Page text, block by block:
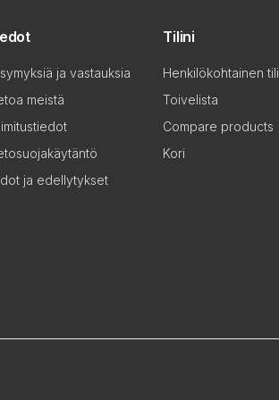
ja vastauksia
meistä
ja edellytykset
Tilini
Henkilökohtainen tili
Toivelista
Compare products
Kori